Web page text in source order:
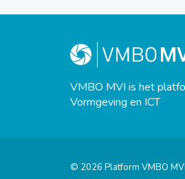
VMBO MVI is het
Vormgeving en ICT
© 2026 Platform VMBO MVI